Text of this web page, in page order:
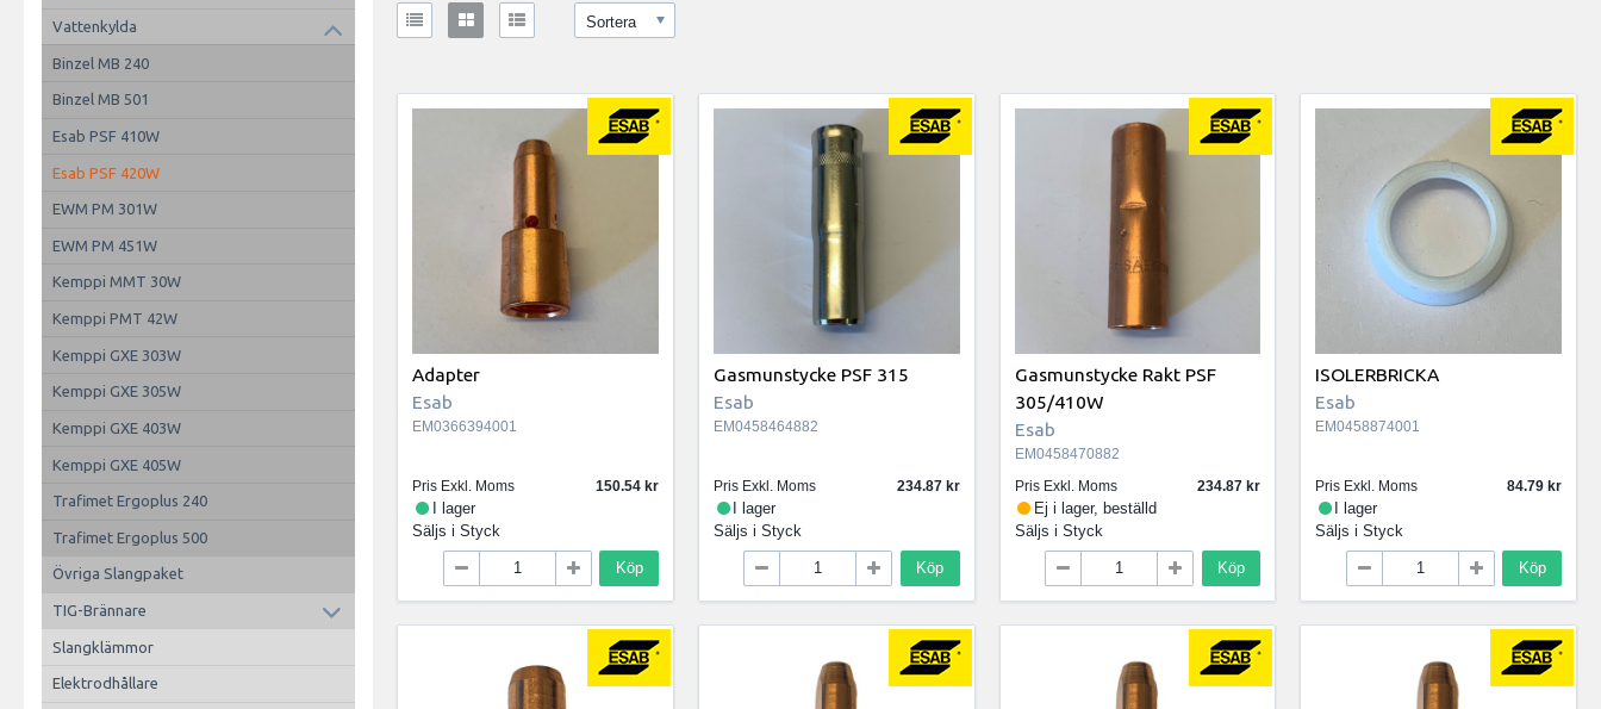
Vattenkylda
Binzel MB 240
Binzel MB 501
Esab PSF 410W
Esab PSF 420W
EWM PM 301W
EWM PM 451W
Kemppi MMT 30W
Kemppi PMT 42W
Kemppi GXE 303W
Kemppi GXE 305W
Kemppi GXE 403W
Kemppi GXE 405W
Trafimet Ergoplus 240
Trafimet Ergoplus 500
Övriga Slangpaket
TIG-Brännare
Slangklämmor
Elektrodhållare
Sortera
Adapter
Esab
EM0366394001
Pris Exkl. Moms 150.54
I lager
Säljs iStyck
Köp
Gasmunstycke PSF 315
Esab
EM0458464882
Pris Exkl. Moms 234.87
I lager
Säljs i Styck
Köp
Gasmunstycke Rakt PSF
305/410W
Esab
EM0458470882
Pris Exkl. Moms
234.87
Ej i lager, beställd
Säljs i Styck
Köp
ISOLERBRICKA
Esab
EM0458874001
Pris Exkl. Moms 84.79
I lager
Säljs iStyck
Köp